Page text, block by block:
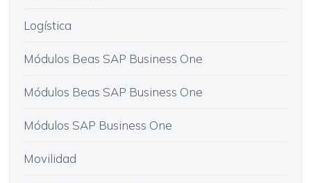
Logística
Módulos Beas SAP Business One
Módulos Beas SAP Business One
Módulos SAP Business One
Movilidad